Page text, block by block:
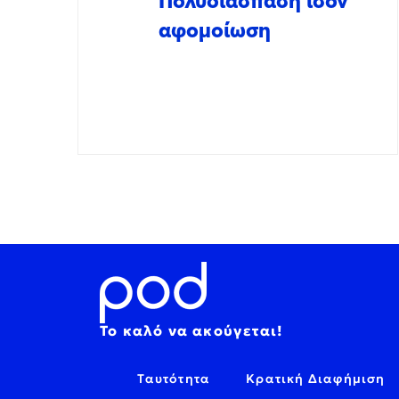
αφομοίωση
Το καλό να ακούγεται!
Ταυτότητα Κρατική Διαφήμιση